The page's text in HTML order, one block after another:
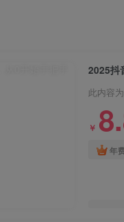
2025抖
此内容
￥
年